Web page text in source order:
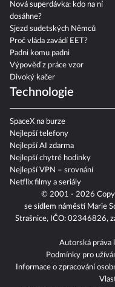
© 2001 - 2026
se sídlem náměstí Marie
Strašnice, IČO: 02346826,
Autorská práva
Podmínky pro
Informace o zpracování
Nová superdávka: kdo na ní
dosáhne?
Sjezd sudetských Němců
Proč vláda zavádí EET?
Padni komu padni
Výpověď z práce vzor
Divoký kačer
Technologie
SpaceX na burze
Nejlepší telefony
Nejlepší AI zdarma
Nejlepší chytré hodinky
Nejlepší VPN – srovnání
Netflix filmy a seriály